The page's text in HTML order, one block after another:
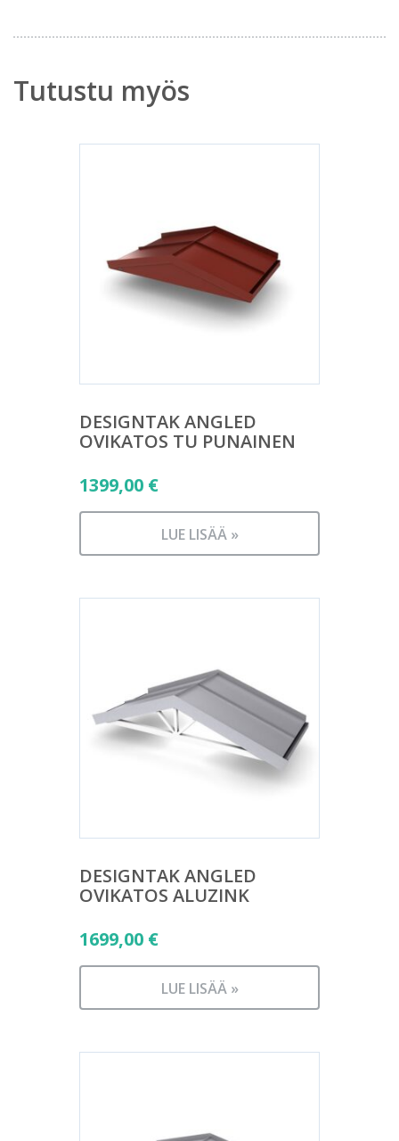
Tutustu myös
DESIGNTAK ANGLED
OVIKATOS TU PUNAINEN
1399,00 €
LUE LISÄÄ »
DESIGNTAK ANGLED
OVIKATOS ALUZINK
1699,00 €
LUE LISÄÄ »